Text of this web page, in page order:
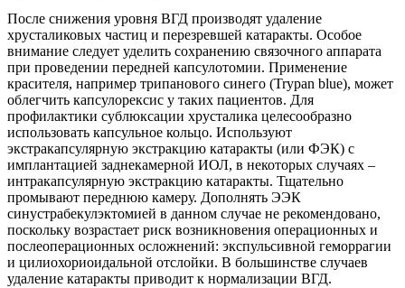
После снижения уровня ВГД производят удаление
хрусталиковых частиц и перезревшей катаракты. Особое
внимание следует уделить сохранению связочного аппарата
при проведении передней капсулотомии. Применение
красителя, например трипанового синего (Trypan blue), может
облегчить капсулорексис у таких пациентов. Для
профилактики сублюксации хрусталика целесообразно
использовать капсульное кольцо. Используют
экстракапсулярную экстракцию катаракты (или ФЭК) с
имплантацией заднекамерной ИОЛ, в некоторых случаях –
интракапсулярную экстракцию катаракты. Тщательно
промывают переднюю камеру. Дополнять ЭЭК
синустрабекулэктомией в данном случае не рекомендовано,
поскольку возрастает риск возникновения операционных и
послеоперационных осложнений: экспульсивной геморрагии
и цилиохориоидальной отслойки. В большинстве случаев
удаление катаракты приводит к нормализации ВГД.